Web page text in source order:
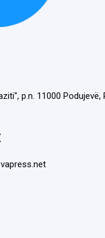
p.n. 11000 Podujevë,